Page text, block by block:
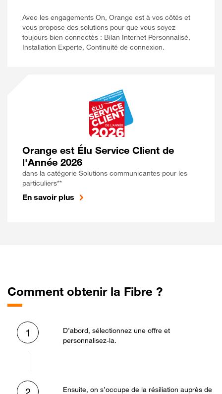
Avec les engagements On, Orange est à vos côtés et
vous propose des solutions pour que vous soyez
toujours bien connectés : Bilan Internet Personnalisé,
Installation Experte, Continuité de connexion.
Orange est Élu Service Client de
l'Année 2026
dans la catégorie Solutions communicantes pour les
particuliers**
En savoir plus
Comment obtenir la Fibre ?
1
D’abord, sélectionnez une offre et
personnalisez-la.
Ensuite, on s’occupe de la résiliation auprès de